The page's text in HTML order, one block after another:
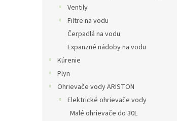
Ventily
Filtre na vodu
Čerpadlá na vodu
Expanzné nádoby na vodu
Kúrenie
Plyn
Ohrievače vody ARISTON
Elektrické ohrievače vody
Malé ohrievače do 30L